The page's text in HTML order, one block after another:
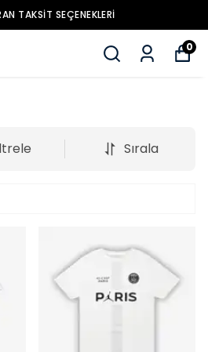
TAKSİT SEÇENEKLERİ
0
Sırala